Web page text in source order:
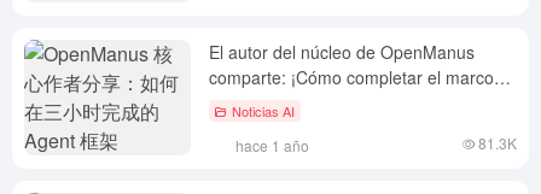
El autor del núcleo de OpenManus
comparte: ¡Cómo completar el marco
del Agente en tres horas!
Noticias AI
hace 1 año 81.3K